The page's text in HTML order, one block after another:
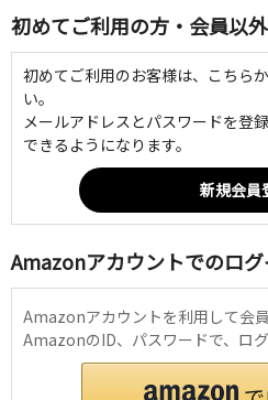
初めてご利用の方・会員以
初めてご利用のお客様は、こちら
い。
メールアドレスとパスワードを登
できるようになります。
Amazonアカウントでのロ
Amazonアカウントを利用して会
AmazonのID、パスワードで、ロ